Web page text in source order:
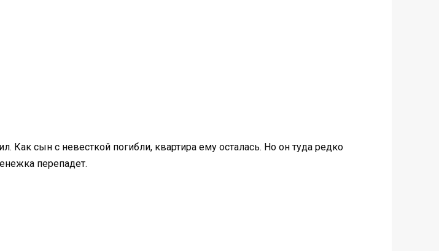
сын с невесткой погибли, квартира ему осталась. Но он туда редко
перепадет.